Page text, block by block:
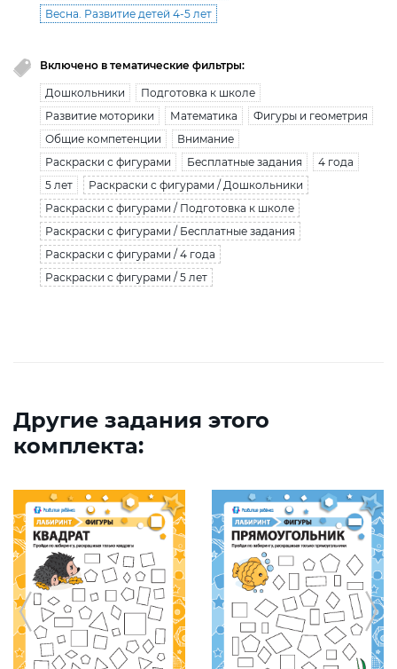
Весна. Развитие детей 4-5 лет
Включено в тематические фильтры:
Дошкольники
Подготовка к школе
Развитие моторики
Математика
Фигуры и геометрия
Общие компетенции
Внимание
Раскраски с фигурами
Бесплатные задания
4 года
5 лет
Раскраски с фигурами / Дошкольники
Раскраски с фигурами / Подготовка к школе
Раскраски с фигурами / Бесплатные задания
Раскраски с фигурами / 4 года
Раскраски с фигурами / 5 лет
Другие задания этого
комплекта: